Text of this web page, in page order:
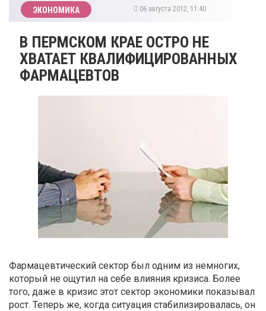
ЭКОНОМИКА 06 августа 2012, 11:40
В ПЕРМСКОМ КРАЕ ОСТРО НЕ
ХВАТАЕТ КВАЛИФИЦИРОВАННЫХ
ФАРМАЦЕВТОВ
Фармацевтический сектор был одним из немногих,
который не ощутил на себе влияния кризиса. Более
того, даже в кризис этот сектор экономики показывал
рост. Теперь же, когда ситуация стабилизировалась, он